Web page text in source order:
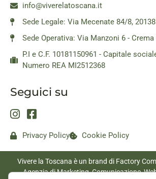
info@viverelatoscana.it
Sede Legale: Via Mecenate 84/8,
Sede Operativa: Via Manzoni 6 - Crema
P.I e C.F. 10181150961 - Capitale
Numero REA MI2512368
Seguici su
Privacy Policy Cookie Policy
Vivere la Toscana è un brand di Factory
Agenzia di Marketing, Comunicazione,